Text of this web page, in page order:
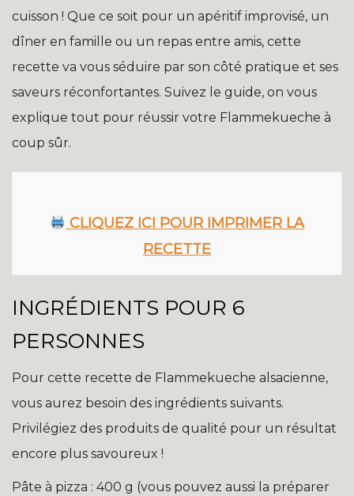
cuisson ! Que ce soit pour un apéritif improvisé, un
dîner en famille ou un repas entre amis, cette
recette va vous séduire par son côté pratique et ses
saveurs réconfortantes. Suivez le guide, on vous
explique tout pour réussir votre Flammekueche à
coup sûr.
CLIQUEZ ICI POUR IMPRIMER LA
RECETTE
INGRÉDIENTS POUR 6
PERSONNES
Pour cette recette de Flammekueche alsacienne,
vous aurez besoin des ingrédients suivants.
Privilégiez des produits de qualité pour un résultat
encore plus savoureux !
Pâte à pizza : 400 g (vous pouvez aussi la préparer